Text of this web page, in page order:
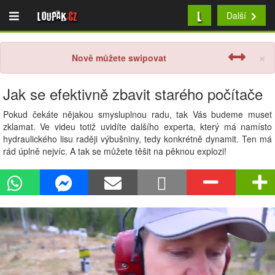
Loupak.cz L Další
×
Nově můžete swipovat
Jak se efektivně zbavit starého počítače
Pokud čekáte nějakou smysluplnou radu, tak Vás budeme muset
zklamat. Ve videu totiž uvidíte dalšího experta, který má namísto
hydraulického lisu raději výbušniny, tedy konkrétně dynamit. Ten má
rád úplně nejvíc. A tak se můžete těšit na pěknou explozi!